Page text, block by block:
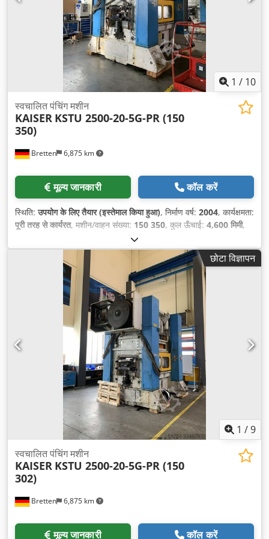
1 / 10
Bretten 6,875 km
स्वचालित पंचिंग मशीन
KAISER KSTU 2500-20-5G-PR (150
350)
मूल्य जानकारी कॉल करें
स्थिति:उपयोग के लिए तैयार (इस्तेमाल किया हुआ), निर्माण वर्ष: 2004, कार्यक्षमता:
पूरी तरह से कार्यरत, मशीन/वाहन संख्या: 150 350, कुल ऊँचाई: 4,600 मिमी,
, स्थापना ऊँचाई:
मिमी, कुल चौड़ाई:3,000 मिमी, कुल लंबाई:4,200 मिमी, टेबल में ड्रॉप-थ्रू छेद:
, मेज़ की लंबाई: , टेबल चौड़ाई:1,250 मिमी, दबाव
, नियंत्रण कैबिनेट की ऊँचाई:2,000 मिमी, नियंत्रण कैबिनेट की
6,800 मिमी , कंट्रोल कैबिनेट की चौड़ाई:600 मिमी
, इनपुट करेंट का
तीन-चरणीय , स्ट्रोक लंबाई:180 मिमी, स्ट्रोक समायोजन:
400 V , साइड स्टैंड के बीच की दूरी:810 मिमी
, स्टैंड के बीच की
2,020 मिमी, कुल वजन:45,000 किग्रा, नियंत्रण वोल्टेज:
ओवरहाल का वर्ष:
2026 , इनपुट आवृत्ति:50 Hz ,
छोटा विज्ञापन
1 /9
Bretten 6,875 km
स्वचालित पंचिंग मशीन
KAISER KSTU 2500-20-5G-PR (150
302)
मूल्य जानकारी कॉल करें